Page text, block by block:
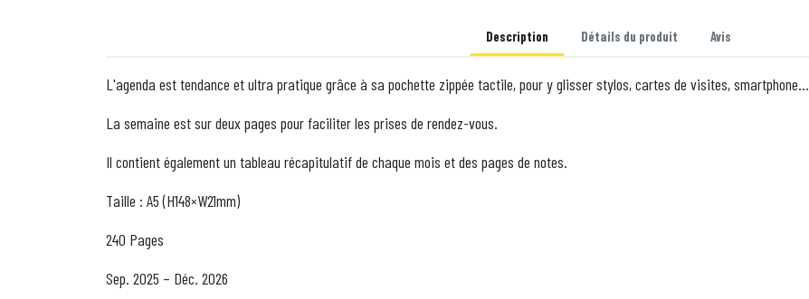
Description Détails du produit Avis
L'agenda est tendance et ultra pratique grâce à sa pochette zippée tactile, pour y glisser stylos, cartes de visites, smartphone...
La semaine est sur deux pages pour faciliter les prises de rendez-vous.
Il contient également un tableau récapitulatif de chaque mois et des pages de notes.
Taille : A5 (H148×W21mm)
240 Pages
Sep. 2025 – Déc. 2026